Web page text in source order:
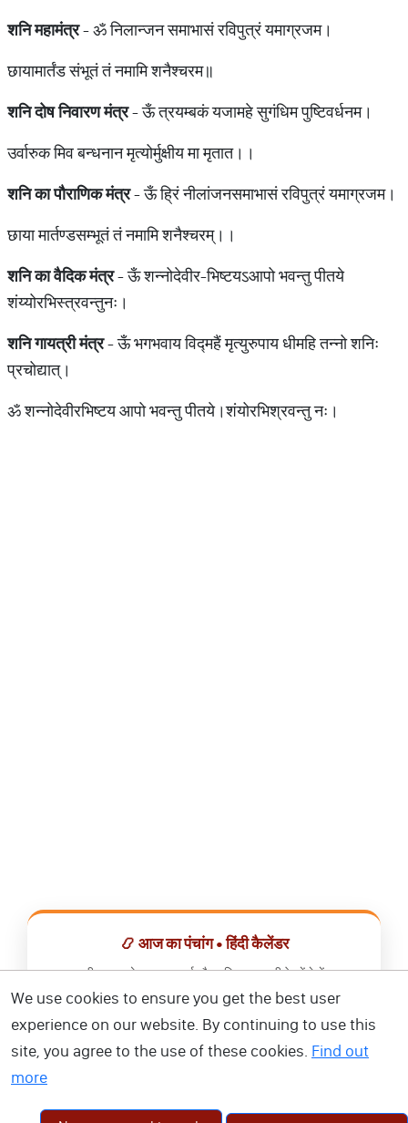
शनिमहामंत्र- ॐ निलान्जन समाभासं रविपुत्रं यमाग्रजम।
छायामार्तंड संभूतं तं नमामि शनैश्चरम॥
शनिदोषनिवारणमंत्र- ऊँ त्रयम्बकं यजामहे सुगंधिम पुष्टिवर्धनम।
उर्वारुक मिव बन्धनान मृत्योर्मुक्षीय मा मृतात।।
शनिकापौराणिकमंत्र- ऊँ ह्रिं नीलांजनसमाभासं रविपुत्रं यमाग्रजम।
छाया मार्तण्डसम्भूतं तं नमामि शनैश्चरम्।।
शनिकावैदिकमंत्र- ऊँ शन्नोदेवीर-भिष्टयऽआपो भवन्तु पीतये
शंय्योरभिस्त्रवन्तुनः।
शनिगायत्रीमंत्र- ऊँ भगभवाय विद्महैं मृत्युरुपाय धीमहि तन्नो शनिः
प्रचोद्यात्।
ॐ शन्नोदेवीरभिष्टय आपो भवन्तु पीतये।शंयोरभिश्रवन्तु नः।
📿 आज का पंचांग • हिंदी कैलेंडर
सभी व्रत, त्योहार, शुभ मुहूर्त और राशिफल एक ही ऐप में देखें।
📅 हिंदी कैलेंडर ऐप डाउनलोड करें
We use cookies to ensure you get the best user
experience on our website. By continuing to use this
site, you agree to the use of these cookies. Find out
more